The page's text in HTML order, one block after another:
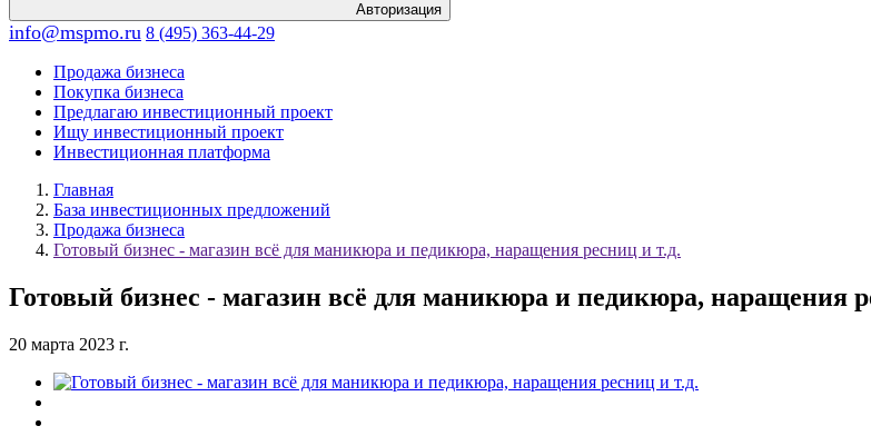
Авторизация
info@mspmo.ru 8 (495) 363-44-29
Продажа бизнеса
Покупка бизнеса
Предлагаю инвестиционный проект
Ищу инвестиционный проект
Инвестиционная платформа
Главная
База инвестиционных предложений
Продажа бизнеса
Готовый бизнес - магазин всё для маникюра и педикюра, наращения ресниц и т.д.
Готовый бизнес - магазин всё для маникюра и педикюра, наращения
20 марта 2023 г.